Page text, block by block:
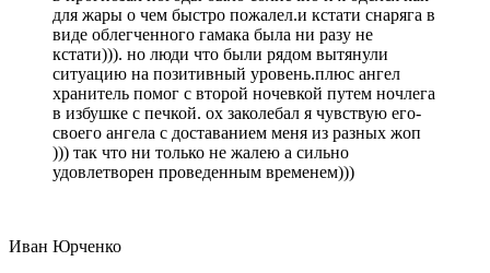
для жары о чем быстро пожалел.и кстати снаряга в
виде облегченного гамака была ни разу не
кстати))). но люди что были рядом вытянули
ситуацию на позитивный уровень.плюс ангел
хранитель помог с второй ночевкой путем ночлега
в избушке с печкой. ох заколебал я чувствую его-
своего ангела с доставанием меня из разных жоп
))) так что ни только не жалею а сильно
удовлетворен проведенным временем)))
Иван Юрченко